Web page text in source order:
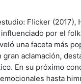
Flicker (2017),
por el
una faceta más
aclamación,
En su próximo
hasta